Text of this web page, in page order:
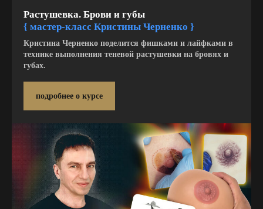
Растушевка. Брови и губы
{ мастер-класс Кристины Черненко }
Кристина Черненко поделится фишками и лайфками в
технике выполнения теневой растушевки на бровях и
губах.
подробнее о курсе